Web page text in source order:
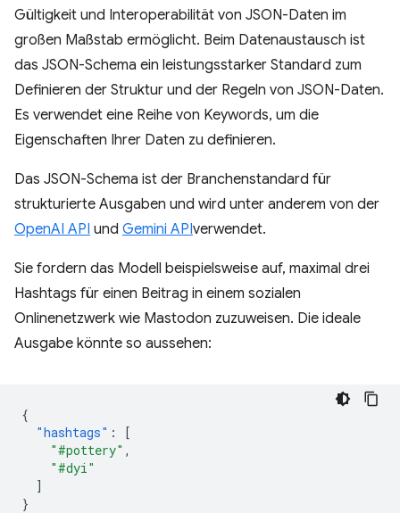
Gültigkeit und Interoperabilität von JSON-Daten im
großen Maßstab ermöglicht. Beim Datenaustausch ist
das JSON-Schema ein leistungsstarker Standard zum
Definieren der Struktur und der Regeln von JSON-Daten.
Es verwendet eine Reihe von Keywords, um die
Eigenschaften Ihrer Daten zu definieren.
Das JSON-Schema ist der Branchenstandard für
strukturierte Ausgaben und wird unter anderem von der
OpenAI API und Gemini APIverwendet.
Sie fordern das Modell beispielsweise auf, maximal drei
Hashtags für einen Beitrag in einem sozialen
Onlinenetzwerk wie Mastodon zuzuweisen. Die ideale
Ausgabe könnte so aussehen:
{
"hashtags" :
[
"#pottery" ,
"#dyi"
]
}